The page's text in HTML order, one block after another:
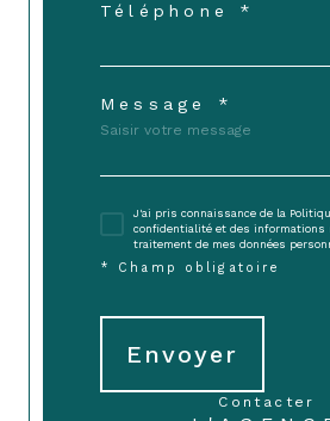
Téléphone *
Message *
J'ai pris connaissance de la
confidentialité et des informations
traitement de mes données
* Champ obligatoire
Envoyer
contacter